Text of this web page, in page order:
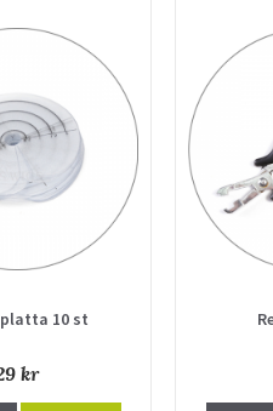
10 st
kr